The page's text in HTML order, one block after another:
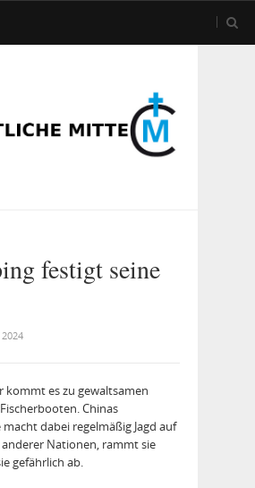
festigt seine
kommt es zu gewaltsamen
Chinas
dabei regelmäßig Jagd auf
Nationen, rammt sie
gefährlich ab.